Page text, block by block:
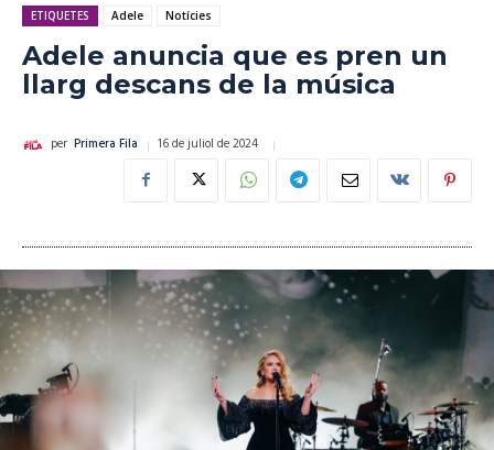
ETIQUETES Adele Notícies
Adele anuncia que es pren un
llarg descans de la música
per Primera Fila 16 de juliol de 2024